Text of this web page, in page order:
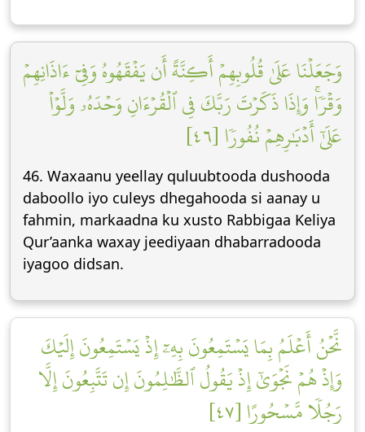
وَجَعَلۡنَا عَلَىٰ قُلُوبِهِمۡ أَكِنَّةً أَن يَفۡقَهُوهُ وَفِيٓ ءَاذَانِهِمۡ
وَقۡرٗاۚ وَإِذَا ذَكَرۡتَ رَبَّكَ فِي ٱلۡقُرۡءَانِ وَحۡدَهُۥ وَلَّوۡاْ
عَلَىٰٓ أَدۡبَٰرِهِمۡ نُفُورٗا [٤٦]
46. Waxaanu yeellay quluubtooda dushooda
daboollo iyo culeys dhegahooda si aanay u
fahmin, markaadna ku xusto Rabbigaa Keliya
Qur’aanka waxay jeediyaan dhabarradooda
iyagoo didsan.
نَّحۡنُ أَعۡلَمُ بِمَا يَسۡتَمِعُونَ بِهِۦٓ إِذۡ يَسۡتَمِعُونَ إِلَيۡكَ
وَإِذۡ هُمۡ نَجۡوَىٰٓ إِذۡ يَقُولُ ٱلظَّٰلِمُونَ إِن تَتَّبِعُونَ إِلَّا
رَجُلٗا مَّسۡحُورًا [٤٧]